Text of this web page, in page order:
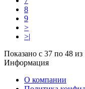
8
9
>
>|
Показано с 37 по 48 из
Информация
О компании